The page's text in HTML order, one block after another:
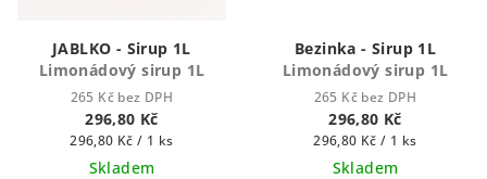
JABLKO - Sirup 1L
Limonádový sirup 1L
265 Kč bez DPH
296,80 Kč
Měrná
cena:
296,80 Kč / 1 ks
Skladem
Bezinka - Sirup 1L
Limonádový sirup 1L
265 Kč bez DPH
296,80 Kč
Měrná
cena:
296,80 Kč / 1 ks
Skladem